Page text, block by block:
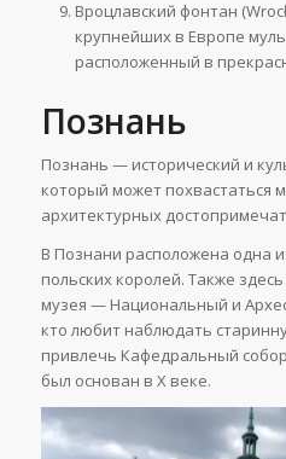
Вроцлавский фонтан
крупнейших в Европе
расположенный в
Познань
Познань — исторический и
который может похвастаться
архитектурных
В Познани расположена одна
польских королей. Также
музея — Национальный и
кто любит наблюдать
привлечь Кафедральный
был основан в Х веке.